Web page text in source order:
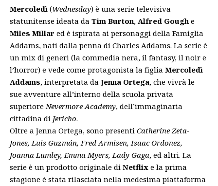
Mercoledì (Wednesday) è una serie televisiva
statunitense ideata da Tim Burton, Alfred Gough e
Miles Millar ed è ispirata ai personaggi della Famiglia
Addams, nati dalla penna di Charles Addams. La serie è
un mix di generi (la commedia nera, il fantasy, il noir e
l’horror) e vede come protagonista la figlia Mercoledì
Addams, interpretata da Jenna Ortega, che vivrà le
sue avventure all’interno della scuola privata
superioreNevermore Academy, dell’immaginaria
cittadina di Jericho.
Oltre a Jenna Ortega, sono presenti Catherine Zeta-
Jones, Luis Guzmán, Fred Armisen, Isaac Ordonez,
Joanna Lumley, Emma Myers, Lady Gaga, ed altri. La
serie è un prodotto originale di Netflix e la prima
stagione è stata rilasciata nella medesima piattaforma